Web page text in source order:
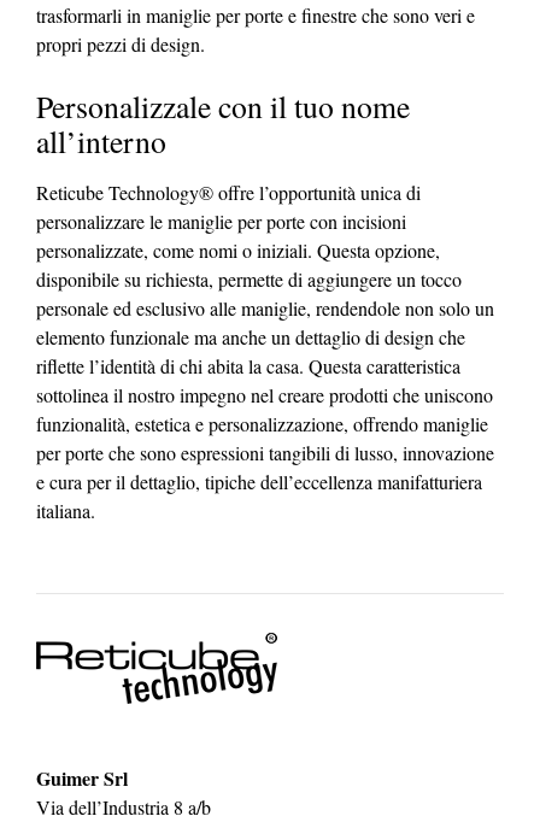
trasformarli in maniglie per porte e finestre che sono veri e
propri pezzi di design.
Personalizzale con il tuo nome
all’interno
Reticube Technology® offre l’opportunità unica di
personalizzare le maniglie per porte con incisioni
personalizzate, come nomi o iniziali. Questa opzione,
disponibile su richiesta, permette di aggiungere un tocco
personale ed esclusivo alle maniglie, rendendole non solo un
elemento funzionale ma anche un dettaglio di design che
riflette l’identità di chi abita la casa. Questa caratteristica
sottolinea il nostro impegno nel creare prodotti che uniscono
funzionalità, estetica e personalizzazione, offrendo maniglie
per porte che sono espressioni tangibili di lusso, innovazione
e cura per il dettaglio, tipiche dell’eccellenza manifatturiera
italiana.
Guimer Srl
Via dell’Industria 8 a/b